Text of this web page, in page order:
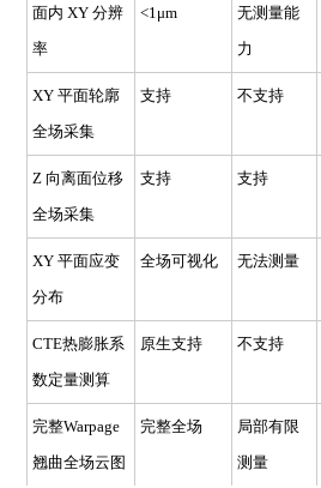
面内 XY分辨
率
<1μm
无测量能
力
XY平面轮廓
全场采集
支持 不支持
Z 向离面位移
全场采集
支持 支持
XY平面应变
分布
全场可视化 无法测量
CTE热膨胀系
数定量测算
原生支持 不支持
完整Warpage
翘曲全场云图
完整全场
局部有限
测量